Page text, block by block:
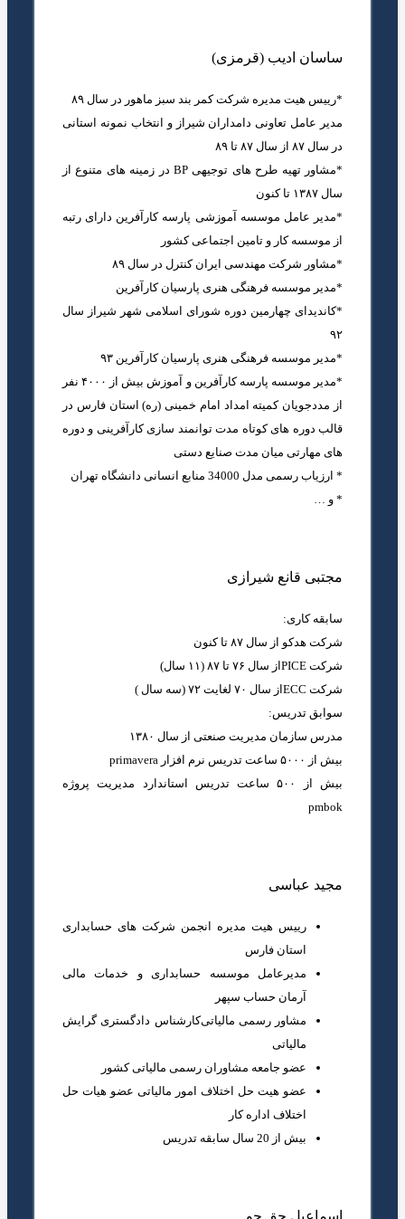
ساسان ادیب (قرمزی)
*رییس هیت مدیره شرکت کمر بند سبز ماهور در سال ۸۹
مدیر عامل تعاونی دامداران شیراز و انتخاب نمونه استانی
در سال ۸۷ از سال ۸۷ تا ۸۹
*مشاور تهیه طرح های توجیهی BP در زمینه های متنوع از
سال ۱۳۸۷ تا کنون
*مدیر عامل موسسه آموزشی پارسه کارآفرین دارای رتبه
از موسسه کار و تامین اجتماعی کشور
*مشاور شرکت مهندسی ایران کنترل در سال ۸۹
*مدیر موسسه فرهنگی هنری پارسیان کارآفرین
*کاندیدای چهارمین دوره شورای اسلامی شهر شیراز سال
۹۲
*مدیر موسسه فرهنگی هنری پارسیان کارآفرین ۹۳
*مدیر موسسه پارسه کارآفرین و آموزش بیش از ۴۰۰۰ نفر
از مددجویان کمیته امداد امام خمینی (ره) استان فارس در
قالب دوره های کوتاه مدت توانمند سازی کارآفرینی و دوره
های مهارتی میان مدت صنایع دستی
* ارزیاب رسمی مدل 34000 منابع انسانی دانشگاه تهران
* و …
مجتبی قانع شیرازی
سابقه کاری:
شرکت هدکو از سال ۸۷ تا کنون
شرکت PICEاز سال ۷۶ تا ۸۷ (۱۱ سال)
شرکت ECCاز سال ۷۰ لغایت ۷۲ (سه سال )
سوابق تدریس:
مدرس سازمان مدیریت صنعتی از سال ۱۳۸۰
بیش از ۵۰۰۰ ساعت تدریس نرم افزار primavera
بیش از ۵۰۰ ساعت تدریس استاندارد مدیریت پروژه
pmbok
مجید عباسی
رییس هیت مدیره انجمن شرکت های حسابداری
استان فارس
مدیرعامل موسسه حسابداری و خدمات مالی
آرمان حساب سپهر
مشاور رسمی مالیاتیکارشناس دادگستری گرایش
مالیاتی
عضو جامعه مشاوران رسمی مالیاتی کشور
عضو هیت حل اختلاف امور مالیاتی عضو هیات حل
اختلاف اداره کار
بیش از 20 سال سابقه تدریس
اسماعیل حق جو